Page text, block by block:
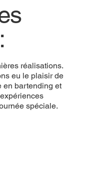
réalisations.
eu le plaisir de
en bartending et
spéciale.